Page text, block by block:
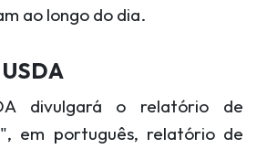
ao longo do dia.
divulgará o relatório de
em português, relatório de